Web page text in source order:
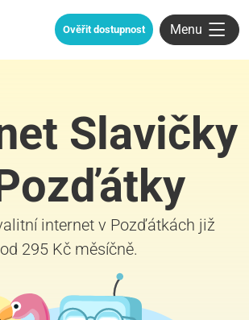
Ověřit dostupnost Menu
Slavičky
internet v Pozďátkách již
od 295 Kč měsíčně.